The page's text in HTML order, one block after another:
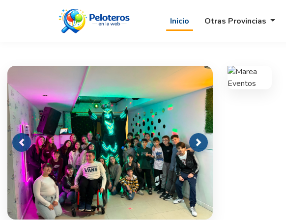
Inicio Otras Provincias
Previous Next